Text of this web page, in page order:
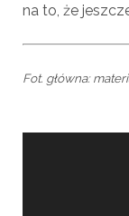
na to, że
Fot. główna: